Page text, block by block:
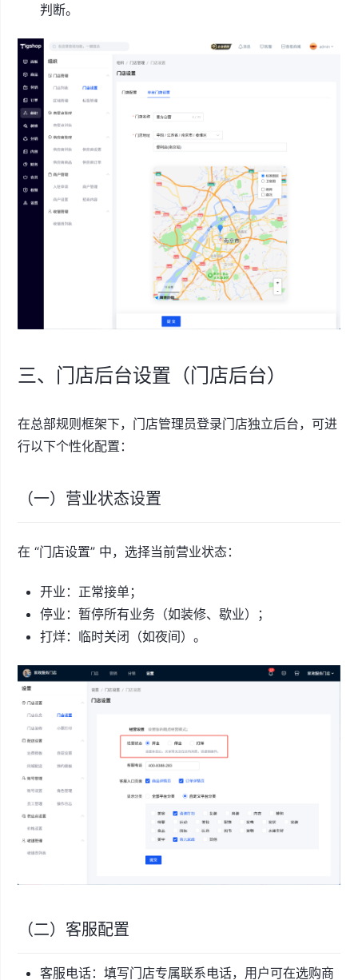
判断。
三、门店后台设置（门店后台）
在总部规则框架下，门店管理员登录门店独立后台，可进
行以下个性化配置：
（一）营业状态设置
在 “门店设置” 中，选择当前营业状态：
开业：正常接单；
停业：暂停所有业务（如装修、歇业）；
打烊：临时关闭（如夜间）。
（二）客服配置
客服电话：填写门店专属联系电话，用户可在选购商